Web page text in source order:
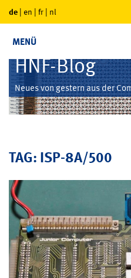
de | en | fr | nl
MENÜ
HNF-Blog
Neues von gestern aus der
TAG: ISP-8A/500